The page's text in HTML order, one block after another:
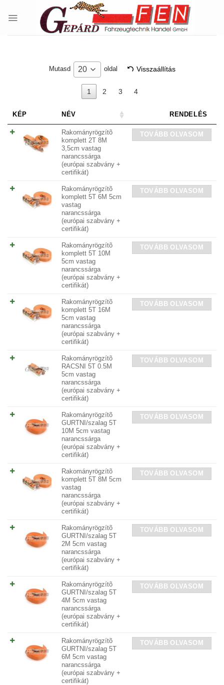
Mutasd 20 oldal Visszaállítás
1 2 3 4
KÉP NÉV RENDELÉS
Rakományrögzítõ
komplett 2T 8M
3,5cm vastag
narancssárga
(európai szabvány +
certifikát)
TOVÁBB OLVASOM
Rakományrögzítõ
komplett 5T 6M 5cm
vastag
narancssárga
(európai szabvány +
certifikát)
TOVÁBB OLVASOM
Rakományrögzítõ
komplett 5T 10M
5cm vastag
narancssárga
(európai szabvány +
certifikát)
TOVÁBB OLVASOM
Rakományrögzítõ
komplett 5T 16M
5cm vastag
narancssárga
(európai szabvány +
certifikát)
TOVÁBB OLVASOM
Rakományrögzítõ
RACSNI 5T 0.5M
5cm vastag
narancssárga
(európai szabvány +
certifikát)
TOVÁBB OLVASOM
Rakományrögzítõ
GURTNI/szalag 5T
10M 5cm vastag
narancssárga
(európai szabvány +
certifikát)
TOVÁBB OLVASOM
Rakományrögzítõ
komplett 5T 8M 5cm
vastag
narancssárga
(európai szabvány +
certifikát)
TOVÁBB OLVASOM
Rakományrögzítõ
GURTNI/szalag 5T
2M 5cm vastag
narancssárga
(európai szabvány +
certifikát)
TOVÁBB OLVASOM
Rakományrögzítõ
GURTNI/szalag 5T
4M 5cm vastag
narancssárga
(európai szabvány +
certifikát)
TOVÁBB OLVASOM
Rakományrögzítõ
GURTNI/szalag 5T
6M 5cm vastag
narancssárga
(európai szabvány +
certifikát)
TOVÁBB OLVASOM